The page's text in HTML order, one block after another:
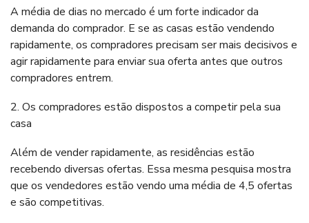
A média de dias no mercado é um forte indicador da
demanda do comprador. E se as casas estão vendendo
rapidamente, os compradores precisam ser mais decisivos e
agir rapidamente para enviar sua oferta antes que outros
compradores entrem.
2. Os compradores estão dispostos a competir pela sua
casa
Além de vender rapidamente, as residências estão
recebendo diversas ofertas. Essa mesma pesquisa mostra
que os vendedores estão vendo uma média de 4,5 ofertas
e são competitivas.